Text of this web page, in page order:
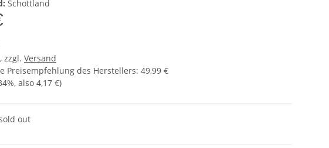
Schottland
zzgl. Versand
Preisempfehlung des Herstellers: 49,99 €
, also 4,17 €)
out